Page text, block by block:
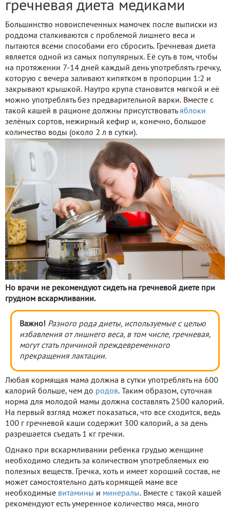
гречневая диета медиками
Большинство новоиспеченных мамочек после выписки из
роддома сталкиваются с проблемой лишнего веса и
пытаются всеми способами его сбросить. Гречневая диета
является одной из самых популярных. Её суть в том, чтобы
на протяжении 7-14 дней каждый день употреблять гречку,
которую с вечера заливают кипятком в пропорции 1:2 и
закрывают крышкой. Наутро крупа становится мягкой и её
можно употреблять без предварительной варки. Вместе с
такой кашей в рационе должны присутствовать яблоки
зелёных сортов, нежирный кефир и, конечно, большое
количество воды (около 2 л в сутки).
Но врачи не рекомендуют сидеть на гречневой диете при
грудном вскармливании.
Важно! Разного рода диеты, используемые с целью
избавления от лишнего веса, в том числе, гречневая,
могут стать причиной преждевременного
прекращения лактации.
Любая кормящая мама должна в сутки употреблять на 600
калорий больше, чем до родов. Таким образом, суточная
норма для молодой мамы должна составлять 2500 калорий.
На первый взгляд может показаться, что все сходится, ведь
100 г гречневой каши содержит 300 калорий, а за день
разрешается съедать 1 кг гречки.
Однако при вскармливании ребенка грудью женщине
необходимо следить за количеством употребляемых ею
полезных веществ. Гречка, хоть и имеет хороший состав, не
может самостоятельно дать кормящей маме все
необходимые витамины и минералы. Вместе с такой кашей
рекомендуют есть умеренное количество мяса, много